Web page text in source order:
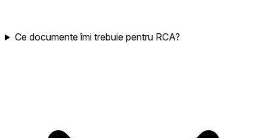
Ce documente îmi trebuie pentru RCA?